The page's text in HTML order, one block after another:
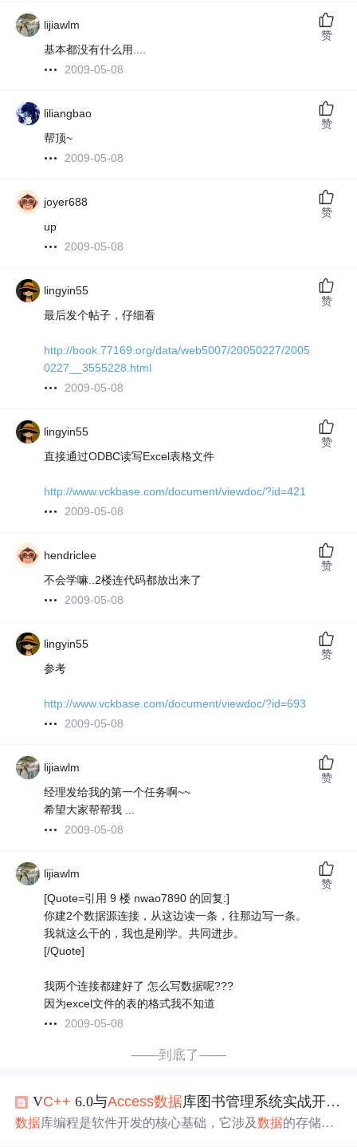
lijiawlm
基本都没有什么用....
2009-05-08
赞
liliangbao
帮顶~
2009-05-08
赞
joyer688
up
2009-05-08
赞
lingyin55
最后发个帖子，仔细看
http://book.77169.org/data/web5007/20050227/2005
0227__3555228.html
2009-05-08
赞
lingyin55
直接通过ODBC读写Excel表格文件
http://www.vckbase.com/document/viewdoc/?id=421
2009-05-08
赞
hendriclee
不会学嘛..2楼连代码都放出来了
2009-05-08
赞
lingyin55
参考
http://www.vckbase.com/document/viewdoc/?id=693
2009-05-08
赞
lijiawlm
经理发给我的第一个任务啊~~
希望大家帮帮我 ...
2009-05-08
赞
lijiawlm
[Quote=引用 9 楼 nwao7890 的回复:]
你建2个数据源连接，从这边读一条，往那边写一条。
我就这么干的，我也是刚学。共同进步。
[/Quote]
我两个连接都建好了 怎么写数据呢???
因为excel文件的表的格式我不知道
2009-05-08
赞
——到底了——
VC++ 6.0与Access数据库图书管理系统实战开发指南
数据库编程是软件开发的核心基础，它涉及数据的存储、